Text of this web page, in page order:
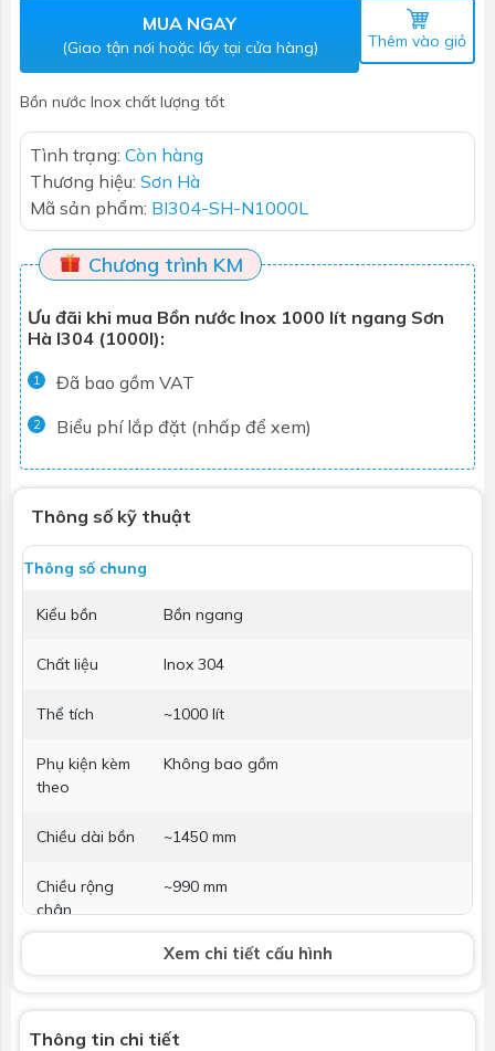
MUA NGAY
(Giao tận nơi hoặc lấy tại cửa hàng) Thêm vào giỏ
Bồn nước Inox chất lượng tốt
Tình trạng: Còn hàng
Thương hiệu: Sơn Hà
Mã sản phẩm: BI304-SH-N1000L
Chương trình KM
Ưu đãi khi mua Bồn nước Inox 1000 lít ngang Sơn
Hà I304 (1000l):
1 Đã bao gồm VAT
2 Biểu phí lắp đặt (nhấp để xem)
Thông số kỹ thuật
Thông số chung
Kiểu bồn Bồn ngang
Chất liệu Inox 304
Thể tích ~1000 lít
Phụ kiện kèm
theo
Không bao gồm
Chiều dài bồn ~1450 mm
Chiều rộng
chân
~990 mm
~1145 mm
Bảo hành Bảo hành chính hãng 12 năm
Xem chi tiết cấu hình
Thông tin chi tiết